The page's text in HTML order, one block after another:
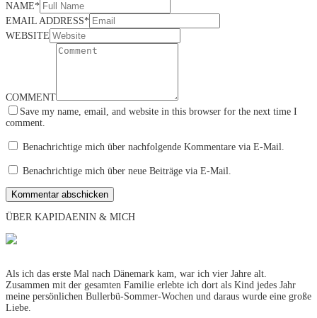
NAME*
EMAIL ADDRESS*
WEBSITE
COMMENT
Save my name, email, and website in this browser for the next time I
comment.
Benachrichtige mich über nachfolgende Kommentare via E-Mail.
Benachrichtige mich über neue Beiträge via E-Mail.
ÜBER KAPIDAENIN & MICH
Als ich das erste Mal nach Dänemark kam, war ich vier Jahre alt.
Zusammen mit der gesamten Familie erlebte ich dort als Kind jedes Jahr
meine persönlichen Bullerbü-Sommer-Wochen und daraus wurde eine große
Liebe.